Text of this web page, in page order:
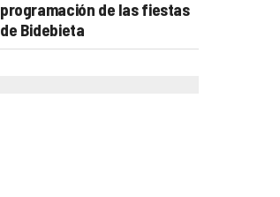
programación de las fiestas
de Bidebieta